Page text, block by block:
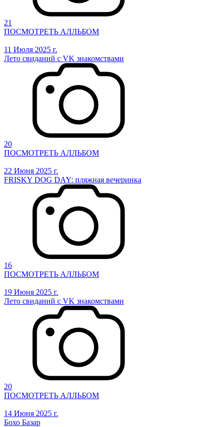
21
ПОСМОТРЕТЬ АЛЛЬБОМ
11 Июля 2025 г.
Лето свиданий с VK знакомствами
20
ПОСМОТРЕТЬ АЛЛЬБОМ
22 Июня 2025 г.
FRISKY DOG DAY: пляжная вечеринка
16
ПОСМОТРЕТЬ АЛЛЬБОМ
19 Июня 2025 г.
Лето свиданий с VK знакомствами
20
ПОСМОТРЕТЬ АЛЛЬБОМ
14 Июня 2025 г.
Бохо Базар